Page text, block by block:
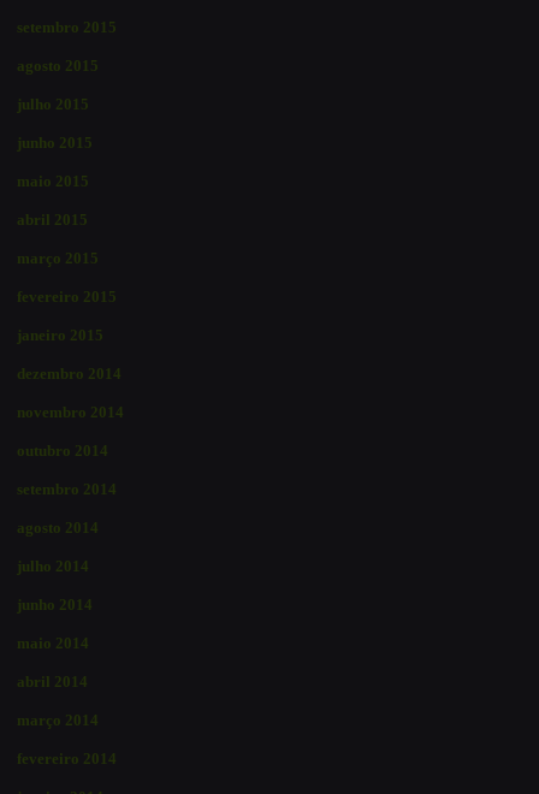
setembro 2015
agosto 2015
julho 2015
junho 2015
maio 2015
abril 2015
março 2015
fevereiro 2015
janeiro 2015
dezembro 2014
novembro 2014
outubro 2014
setembro 2014
agosto 2014
julho 2014
junho 2014
maio 2014
abril 2014
março 2014
fevereiro 2014